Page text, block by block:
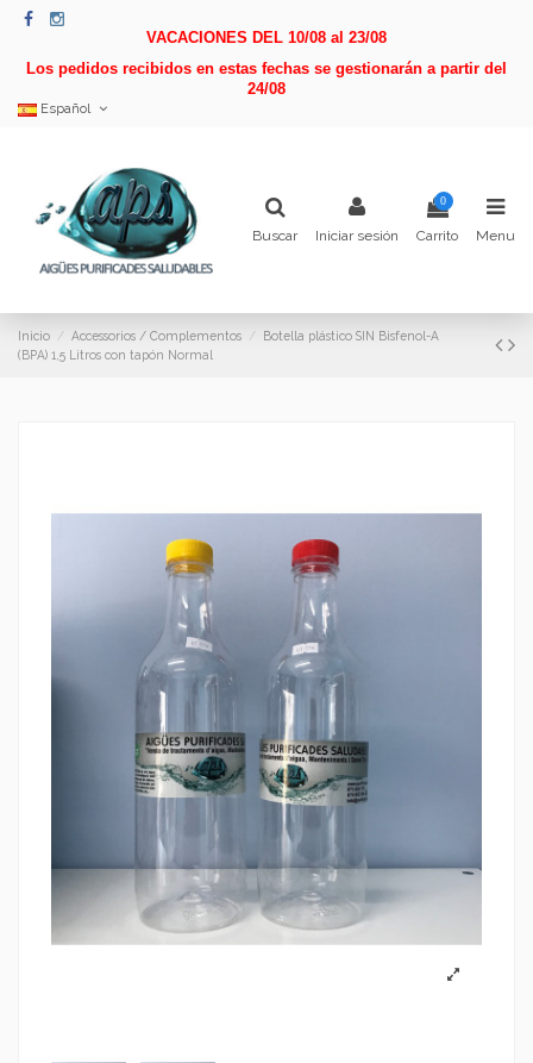
VACACIONES DEL 10/08 al 23/08
Los pedidos recibidos en estas fechas se gestionarán a partir del
24/08
Español
Buscar Iniciar sesión
0
Carrito Menu
Inicio Accessorios / Complementos
Botella plástico SIN Bisfenol-A
(BPA) 1,5 Litros con tapón Normal